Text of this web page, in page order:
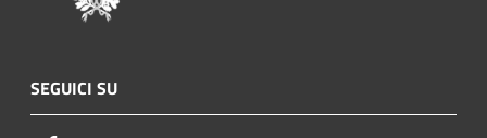
SEGUICI SU